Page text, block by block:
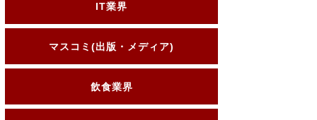
IT業界
マスコミ(出版・メディア)
飲食業界